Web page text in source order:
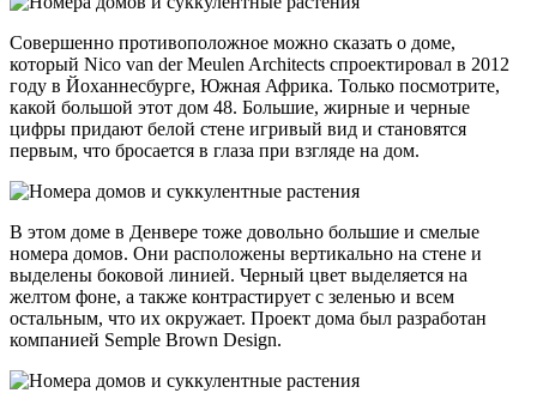
Совершенно противоположное можно сказать о доме,
который Nico van der Meulen Architects спроектировал в 2012
году в Йоханнесбурге, Южная Африка. Только посмотрите,
какой большой этот дом 48. Большие, жирные и черные
цифры придают белой стене игривый вид и становятся
первым, что бросается в глаза при взгляде на дом.
В этом доме в Денвере тоже довольно большие и смелые
номера домов. Они расположены вертикально на стене и
выделены боковой линией. Черный цвет выделяется на
желтом фоне, а также контрастирует с зеленью и всем
остальным, что их окружает. Проект дома был разработан
компанией Semple Brown Design.